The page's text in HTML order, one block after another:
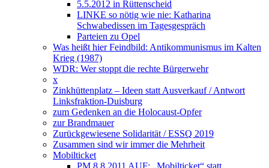
5.5.2012 in Rüttenscheid
LINKE so nötig wie nie: Katharina
Schwabedissen im Tagesgespräch
Parteien zu Opel
Was heißt hier Feindbild: Antikommunismus im Kalten
Krieg (1987)
WDR: Wer stoppt die rechte Bürgerwehr
x
Zinkhüttenplatz – Ideen statt Ausverkauf / Antwort
Linksfraktion-Duisburg
zum Gedenken an die Holocaust-Opfer
zur Brandmauer
Zurückgewiesene Solidarität / ESSQ 2019
Zusammen sind wir immer die Mehrheit
Mobilticket
PM 8.8.2011 AUF: „Mobilticket“ statt